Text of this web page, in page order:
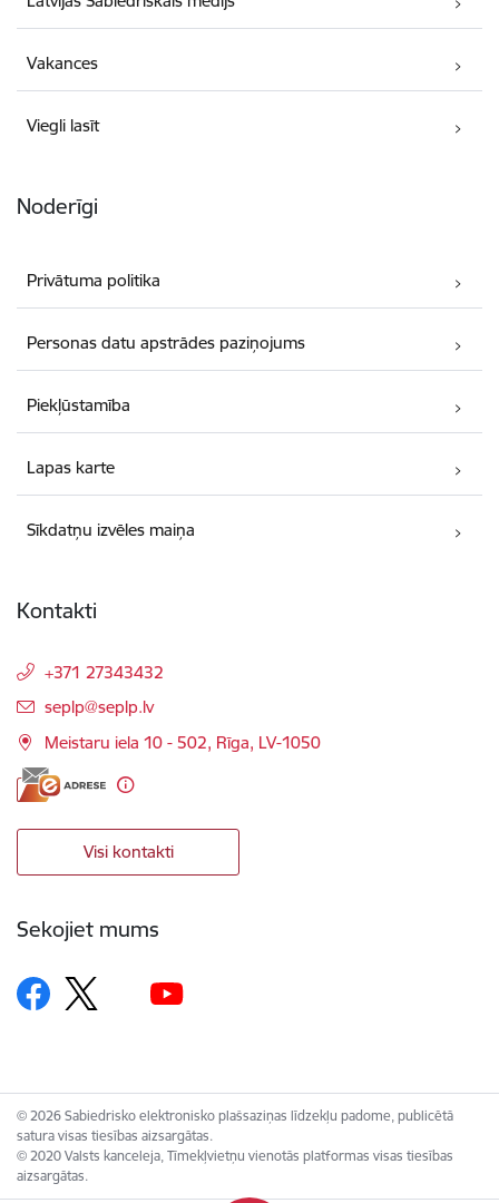
Vakances
Viegli lasīt
Noderīgi
Privātuma politika
Personas datu apstrādes paziņojums
Piekļūstamība
Lapas karte
Sīkdatņu izvēles maiņa
Kontakti
+371 27343432
E-pasts:
seplp@seplp.lv
Meistaru iela 10 - 502, Rīga, LV-1050
Visi kontakti
Sekojiet mums
© 2026 Sabiedrisko elektronisko plašsaziņas līdzekļu padome, publicētā
satura visas tiesības aizsargātas.
© 2020 Valsts kanceleja, Tīmekļvietņu vienotās platformas visas tiesības
aizsargātas.